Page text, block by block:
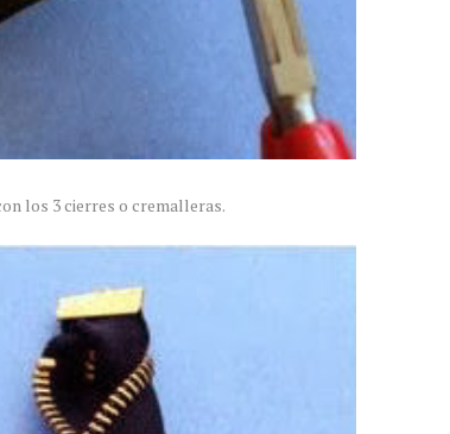
los 3 cierres o cremalleras.